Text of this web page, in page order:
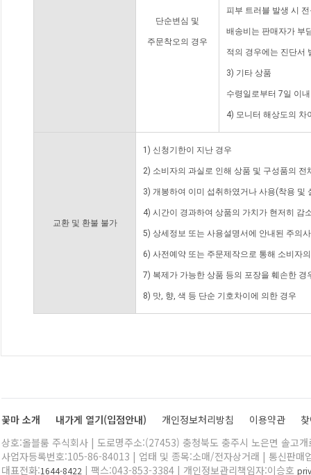
단순변심 및
주문착오의 경우
피부 트러블 발생 시
배송비는 판매자가 부
적의 경우에는 진단서
3) 기타 상품
수령일로부터 7일 이
4) 모니터 해상도의 차
교환 및 환불 불가
1) 신청기한이 지난 경우
2) 소비자의 과실로 인해 상품 및 구성품의
3) 개봉하여 이미 섭취하였거나 사용(착용 및
4) 시간이 경과하여 상품의 가치가 현저히 감
5) 상세정보 또는 사용설명서에 안내된 주의
6) 사전예약 또는 주문제작으로 통해 소비자
7) 복제가 가능한 상품 등의 포장을 훼손한 경
8) 맛, 향, 색 등 단순 기호차이에 의한 경우
꽃마 소개 내가게 열기(입점안내) 개인정보처리방침 이용약관
상호:올블룸 주식회사 | 도로명주소:(27453) 충청북도 충주시 노은면 솔고
사업자등록번호:105-86-84013 | 업태 및 종목:소매/전자상거래 | 통신판매
대표전화:1644-8422 | 팩스:043-853-3384 | 개인정보관리책임자:이승호